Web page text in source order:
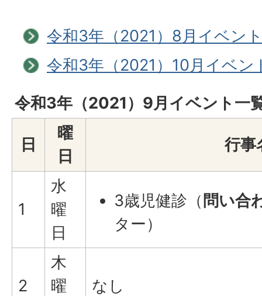
令和3年（2021）8月イベン
令和3年（2021）10月イベン
令和3年（2021）9月イベント一
日
曜
日
行事
1
水
曜
日
3歳児健診（ 問い合
ター）
2
木
曜
なし